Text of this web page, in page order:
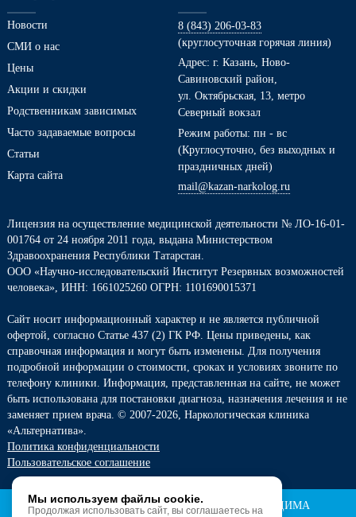
Новости
СМИ о нас
Цены
Акции и скидки
Родственникам зависимых
Часто задаваемые вопросы
Статьи
Карта сайта
8 (843) 206-03-83
(круглосуточная горячая линия)
Адрес: г. Казань, Ново-
Савиновский район,
ул. Октябрьская, 13, метро
Северный вокзал
Режим работы: пн - вс
(Круглосуточно, без выходных и
праздничных дней)
mail@kazan-narkolog.ru
Лицензия на осуществление медицинской деятельности № ЛО-16-01-
001764 от 24 ноября 2011 года, выдана Министерством
Здравоохранения Республики Татарстан.
ООО «Научно-исследовательский Институт Резервных возможностей
человека», ИНН: 1661025260 ОГРН: 1101690015371
Сайт носит информационный характер и не является публичной
офертой, согласно Статье 437 (2) ГК РФ. Цены приведены, как
справочная информация и могут быть изменены. Для получения
подробной информации о стоимости, сроках и условиях звоните по
телефону клиники. Информация, представленная на сайте, не может
быть использована для постановки диагноза, назначения лечения и не
заменяет прием врача. © 2007-2026, Наркологическая клиника
«Альтернатива».
Политика конфиденциальности
Пользовательское соглашение
ИМЕЮТСЯ ПРОТИВОПОКАЗАНИЯ. НЕОБХОДИМА
Мы используем файлы cookie.
Продолжая использовать сайт, вы соглашаетесь на